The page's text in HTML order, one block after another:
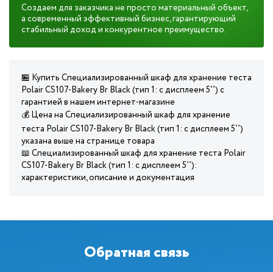
Создаем для заказчика не просто материальный объект,
а современный эффективный бизнес, гарантирующий
стабильный доход и конкурентное преимущество.
🏪 Купить Специализированный шкаф для хранение теста
Polair CS107-Bakery Br Black (тип 1: с дисплеем 5’’) с
гарантией в нашем интернет-магазине
💰 Цена на Специализированный шкаф для хранение
теста Polair CS107-Bakery Br Black (тип 1: с дисплеем 5’’)
указана выше на странице товара
📖 Специализированный шкаф для хранение теста Polair
CS107-Bakery Br Black (тип 1: с дисплеем 5’’):
характеристики, описание и документация
Обратная связь